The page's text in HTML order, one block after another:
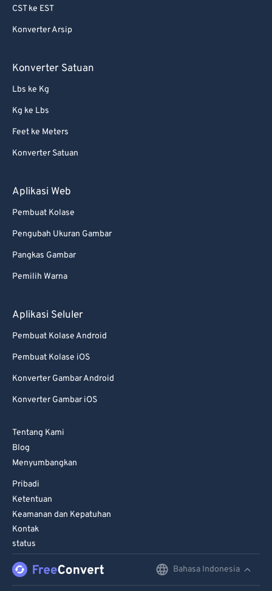
CST ke EST
Konverter Arsip
Konverter Satuan
Lbs ke Kg
Kg ke Lbs
Feet ke Meters
Konverter Satuan
Aplikasi Web
Pembuat Kolase
Pengubah Ukuran Gambar
Pangkas Gambar
Pemilih Warna
Aplikasi Seluler
Pembuat Kolase Android
Pembuat Kolase iOS
Konverter Gambar Android
Konverter Gambar iOS
Tentang Kami
Blog
Menyumbangkan
Pribadi
Ketentuan
Keamanan dan Kepatuhan
Kontak
status
Bahasa Indonesia